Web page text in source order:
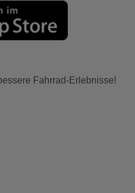
Fahrrad-Erlebnisse!